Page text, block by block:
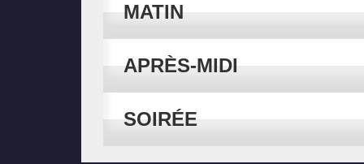
MATIN
APRÈS-MIDI
SOIRÉE